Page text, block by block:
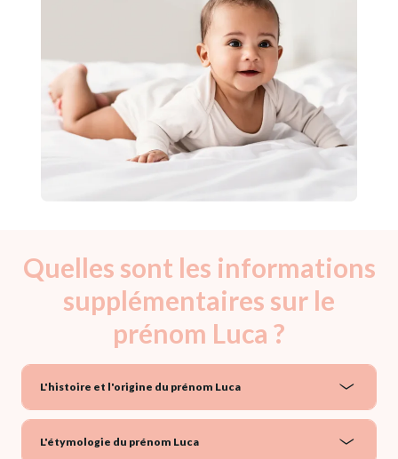
Quelles sont les informations
supplémentaires sur le
prénom Luca ?
L'histoire et l'origine du prénom Luca
L'étymologie du prénom Luca